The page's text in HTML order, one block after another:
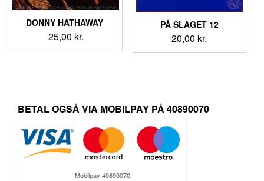
DONNY HATHAWAY ‎
25,00 kr.
PÅ SLAGET 12
20,00 kr.
BETAL OGSÅ VIA MOBILPAY PÅ 40890070
Mobilpay 40890070